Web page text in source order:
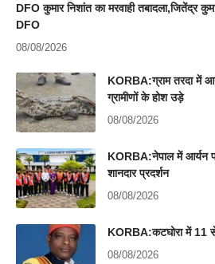
DFO कुमार निशांत का मरवाही तबादला,जितेंद्र
DFO
08/08/2026
KORBA:ग्राम तरदा में
ग्रामीणों के होश उड़े
08/08/2026
KORBA:नेपाल में आर्यन
शानदार प्रदर्शन
08/08/2026
KORBA:कटघोरा में 11
08/08/2026